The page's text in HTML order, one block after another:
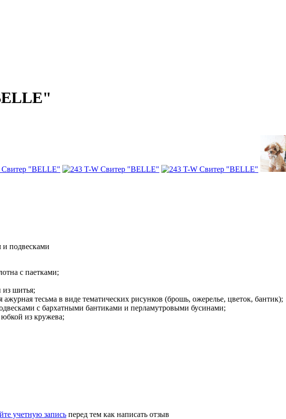
подвесками
с паетками;
шитья;
тесьма в виде тематических рисунков (брошь, ожерелье, цветок, бантик);
с бархатными бантиками и перламутровыми бусинами;
из кружева;
учетную запись перед тем как написать отзыв